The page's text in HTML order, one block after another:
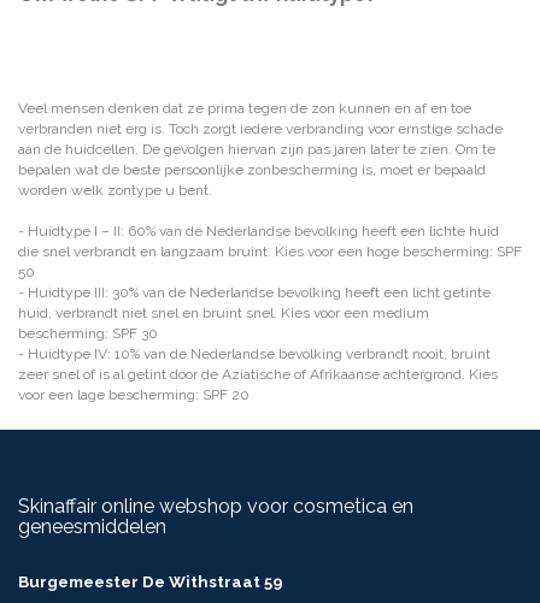
Veel mensen denken dat ze prima tegen de zon kunnen en af en toe
verbranden niet erg is. Toch zorgt iedere verbranding voor ernstige schade
aan de huidcellen. De gevolgen hiervan zijn pas jaren later te zien. Om te
bepalen wat de beste persoonlijke zonbescherming is, moet er bepaald
worden welk zontype u bent.
- Huidtype I – II: 60% van de Nederlandse bevolking heeft een lichte huid
die snel verbrandt en langzaam bruint. Kies voor een hoge bescherming: SPF
50
- Huidtype III: 30% van de Nederlandse bevolking heeft een licht getinte
huid, verbrandt niet snel en bruint snel. Kies voor een medium
bescherming: SPF 30
- Huidtype IV: 10% van de Nederlandse bevolking verbrandt nooit, bruint
zeer snel of is al getint door de Aziatische of Afrikaanse achtergrond. Kies
voor een lage bescherming: SPF 20
Skinaffair online webshop voor cosmetica en
geneesmiddelen
Burgemeester De Withstraat 59